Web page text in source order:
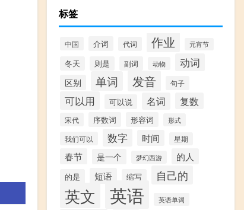
标签
中国 介词 代词 作业 元宵节
冬天 则是 副词 动物 动词
区别 单词 发音 句子
可以用 可以说 名词 复数
宋代 序数词 形容词 形式
我们可以 数字 时间 星期
春节 是一个 梦幻西游 的人
的是 短语 缩写 自己的
英文 英语 英语单词